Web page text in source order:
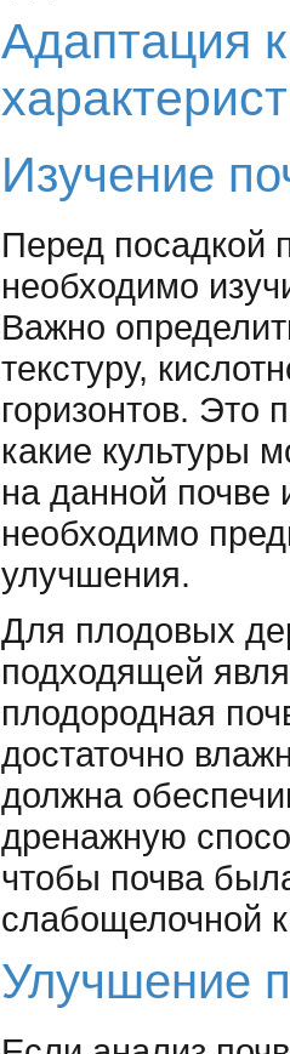
Адаптация
Изучение
Перед посадкой
необходимо
Важно
текстуру,
горизонтов. Это
какие культуры
на данной почве
необходимо
улучшения.
Для плодовых
подходящей
плодородная
достаточно
должна
дренажную
чтобы почва
слабощелочной
Улучшение